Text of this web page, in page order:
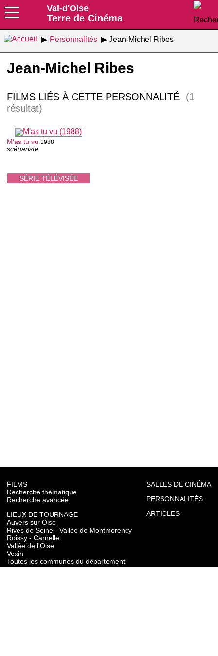
Val-d'Oise
Terre de Cinéma
Personnalités Jean-Michel Ribes
Jean-Michel Ribes
FILMS LIÉS À CETTE PERSONNALITÉ
(1
résultat)
SÉRIE TÉLÉVISÉE
M'as tu vu 1988
scénariste
FILMS
Recherche thématique
Recherche avancée
LIEUX DE TOURNAGE
Auvers sur Oise
Rives de Seine - Vallée de Montmorency
Roissy - Carnelle
Vallée de l'Oise
Vexin
Toutes les communes du département
SALLES DE CINÉMA
PERSONNALITÉS
ARTICLES